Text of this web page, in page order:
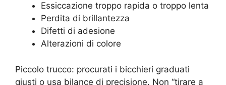
Essiccazione troppo rapida o troppo lenta
Perdita di brillantezza
Difetti di adesione
Alterazioni di colore
Piccolo trucco: procurati i bicchieri graduati
giusti o usa bilance di precisione. Non “tirare a